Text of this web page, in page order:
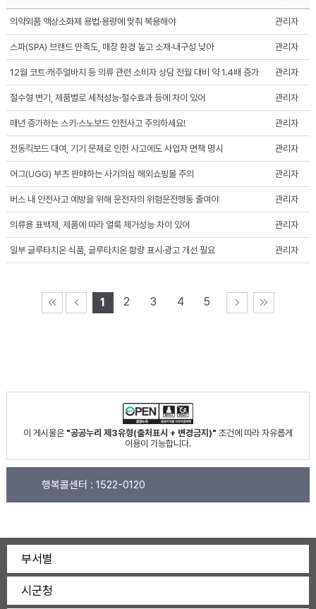
의약외품 액상소화제 용법·용량에 맞춰 복용해야 관리자
스파(SPA) 브랜드 만족도, 매장 환경 높고 소재·내구성 낮아 관리자
12월 코트·캐주얼바지 등 의류 관련 소비자 상담 전월 대비 약 1.4배 증가 관리자
절수형 변기, 제품별로 세척성능·절수효과 등에 차이 있어 관리자
매년 증가하는 스키·스노보드 안전사고 주의하세요! 관리자
전동킥보드 대여, 기기 문제로 인한 사고에도 사업자 면책 명시 관리자
어그(UGG) 부츠 판매하는 사기의심 해외쇼핑몰 주의 관리자
버스 내 안전사고 예방을 위해 운전자의 위험운전행동 줄여야 관리자
의류용 표백제, 제품에 따라 얼룩 제거성능 차이 있어 관리자
일부 글루타치온 식품, 글루타치온 함량 표시·광고 개선 필요 관리자
1 2 3 4 5
이 게시물은 "공공누리 제3유형(출처표시 + 변경금지)" 조건에 따라 자유롭게
이용이 가능합니다.
행복콜센터 : 1522-0120
부서별
시군청